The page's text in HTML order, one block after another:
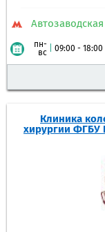
Автозаводская
пн-
вс
09:00 - 18:00
Клиника
хирургии ФГБУ